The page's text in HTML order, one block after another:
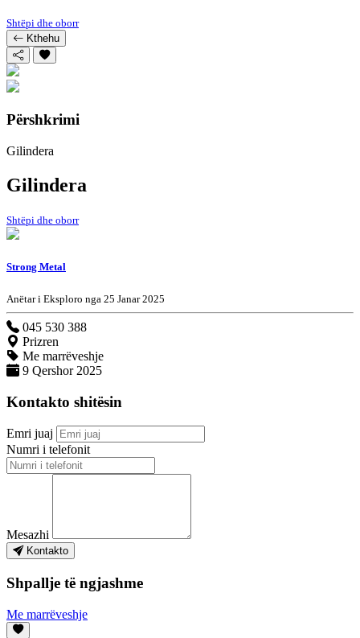
Shtëpi dhe oborr
Kthehu
Përshkrimi
Gilindera
Gilindera
Shtëpi dhe oborr
Strong Metal
Anëtar i Eksploro nga 25 Janar 2025
045 530 388
Prizren
Me marrëveshje
9 Qershor 2025
Kontakto shitësin
Emri juaj
Numri i telefonit
Mesazhi
Kontakto
Shpallje të ngjashme
Me marrëveshje